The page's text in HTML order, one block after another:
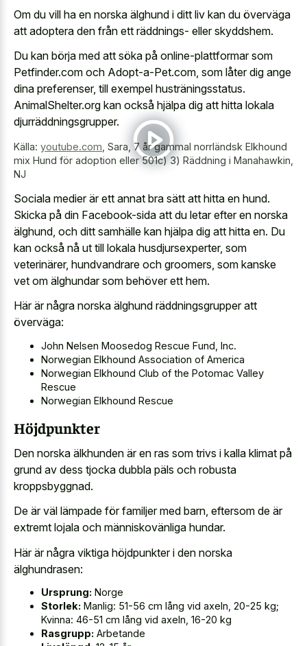
Om du vill ha en norska älghund i ditt liv kan du överväga
att adoptera den från ett räddnings- eller skyddshem.
Du kan börja med att söka på online-plattformar som
Petfinder.com och Adopt-a-Pet.com, som låter dig ange
dina preferenser, till exempel husträningsstatus.
AnimalShelter.org kan också hjälpa dig att hitta lokala
djurräddningsgrupper.
Källa: youtube.com Sara, 7 år gammal norrländsk Elkhound
mix Hund för adoption eller 501c) 3) Räddning i Manahawkin,
NJ
Sociala medier är ett annat bra sätt att hitta en hund.
Skicka på din Facebook-sida att du letar efter en norska
älghund, och ditt samhälle kan hjälpa dig att hitta en. Du
kan också nå ut till lokala husdjursexperter, som
veterinärer, hundvandrare och groomers, som kanske
vet om älghundar som behöver ett hem.
Här är några norska älghund räddningsgrupper att
överväga:
John Nelsen Moosedog Rescue Fund, Inc.
Norwegian Elkhound Association of America
Norwegian Elkhound Club of the Potomac Valley
Rescue
Norwegian Elkhound Rescue
Höjdpunkter
Den norska älkhunden är en ras som trivs i kalla klimat på
grund av dess tjocka dubbla päls och robusta
kroppsbyggnad.
De är väl lämpade för familjer med barn, eftersom de är
extremt lojala och människovänliga hundar.
Här är några viktiga höjdpunkter i den norska
älghundrasen:
Ursprung: Norge
Storlek: Manlig: 51-56 cm lång vid axeln, 20-25 kg;
Kvinna: 46-51 cm lång vid axeln, 16-20 kg
Rasgrupp: Arbetande